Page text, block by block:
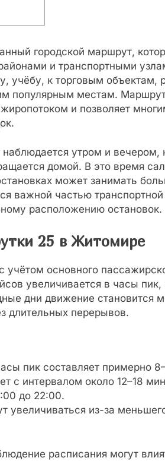
городской маршрут,
и транспортными
учёбу, к торговым объектам,
популярным местам.
и позволяет
утром и вечером,
домой. В это время
может занимать
важной частью
расположению остановок.
25 в Житомире
основного
увеличивается в часы пик,
дни движение становится
длительных перерывов.
пик составляет примерно
с интервалом около 12–18
до 22:00.
увеличиваться из-за
расписания могут